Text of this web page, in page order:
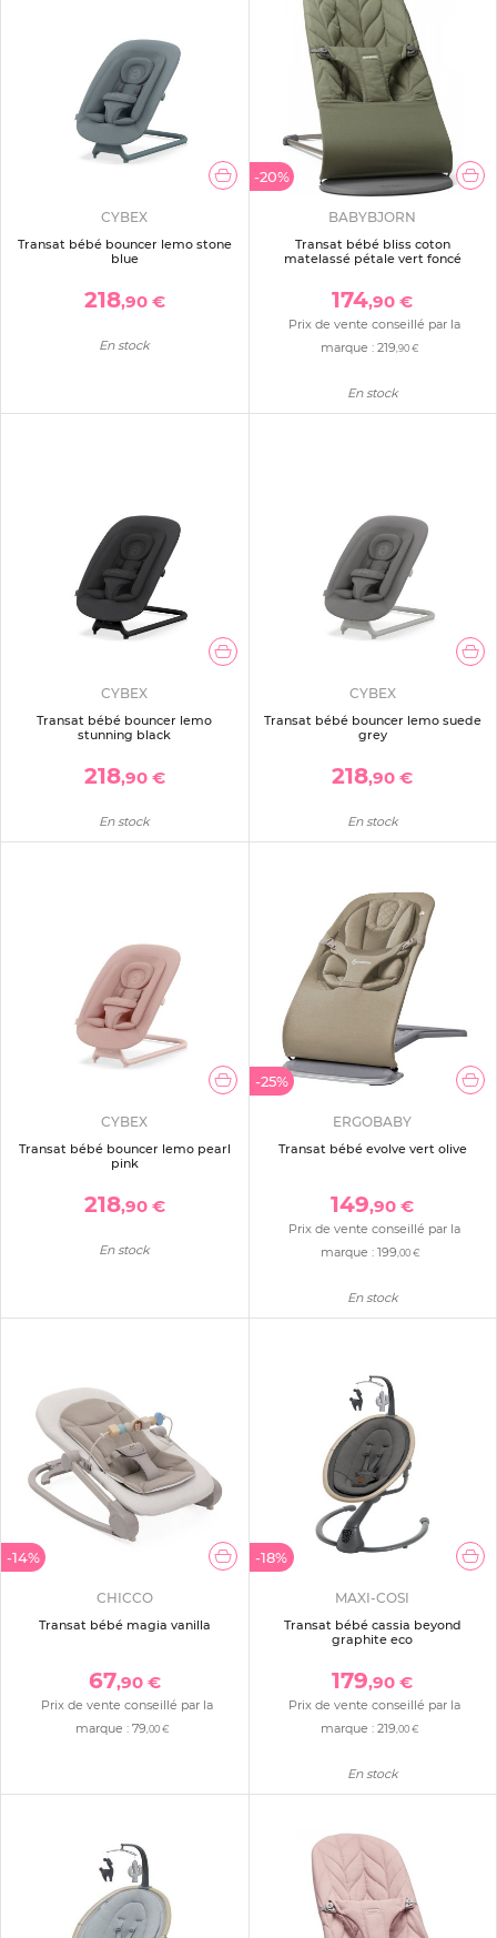
CYBEX
Transat bébé bouncer lemo stone
blue
218,90 €
En stock
-20%
BABYBJORN
Transat bébé bliss coton
matelassé pétale vert foncé
174,90 €
Prix de vente conseillé par la
marque :219,90 €
En stock
CYBEX
Transat bébé bouncer lemo
stunning black
218,90 €
En stock
CYBEX
Transat bébé bouncer lemo suede
grey
218,90 €
En stock
CYBEX
Transat bébé bouncer lemo pearl
pink
218,90 €
En stock
-25%
ERGOBABY
Transat bébé evolve vert olive
149,90 €
Prix de vente conseillé par la
marque : 199,00 €
En stock
-14%
CHICCO
Transat bébé magia vanilla
67,90 €
Prix de vente conseillé par la
marque : 79 ,00 €
-18%
MAXI-COSI
Transat bébé cassia beyond
graphite eco
179,90 €
Prix de vente conseillé par la
marque :219,00 €
En stock